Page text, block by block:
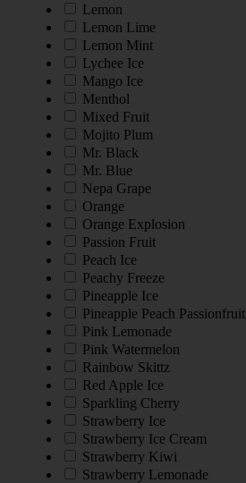
Lemon
Lemon Lime
Lemon Mint
Lychee Ice
Mango Ice
Menthol
Mixed Fruit
Mojito Plum
Mr. Black
Mr. Blue
Nepa Grape
Orange
Orange Explosion
Passion Fruit
Peach Ice
Peachy Freeze
Pineapple Ice
Pineapple Peach Passionfruit
Pink Lemonade
Pink Watermelon
Rainbow Skittz
Red Apple Ice
Sparkling Cherry
Strawberry Ice
Strawberry Ice Cream
Strawberry Kiwi
Strawberry Lemonade